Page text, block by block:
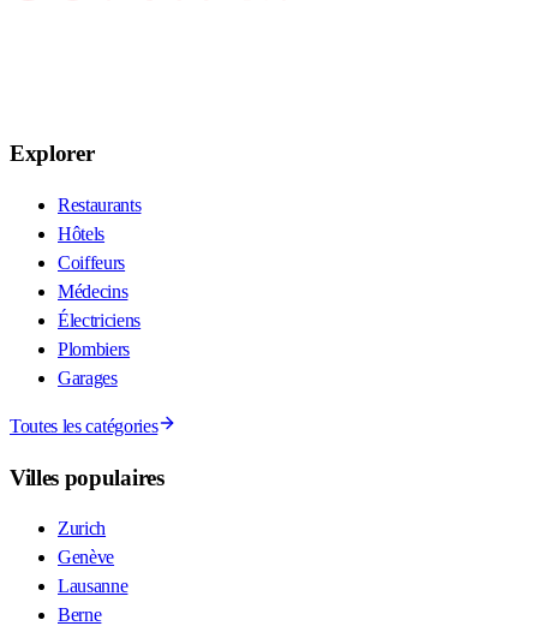
Explorer
Restaurants
Hôtels
Coiffeurs
Médecins
Électriciens
Plombiers
Garages
Toutes les catégories
Villes populaires
Zurich
Genève
Lausanne
Berne